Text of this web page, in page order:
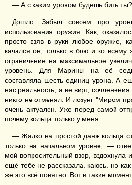
— А с каким уроном будешь бить
Дошло. Забыл совсем про
использования оружия. Как,
просто взяв в руки любое оружие,
качался он, только в бою и ко всему
ограничение на максимальное
уровень. Для Марины на её
составляла шесть единиц урона. А
нас реальность, а не вирт,
никто не отменял. И лозунг "Миром
очень актуален. Уже перед самой
почему кольца только у меня.
— Жалко на простой данж кольца
только на начальном уровне, —
мой вопросительный взор,
ещё тебе не рассказала, каюсь, но
же это всё понятно. Вот в такие